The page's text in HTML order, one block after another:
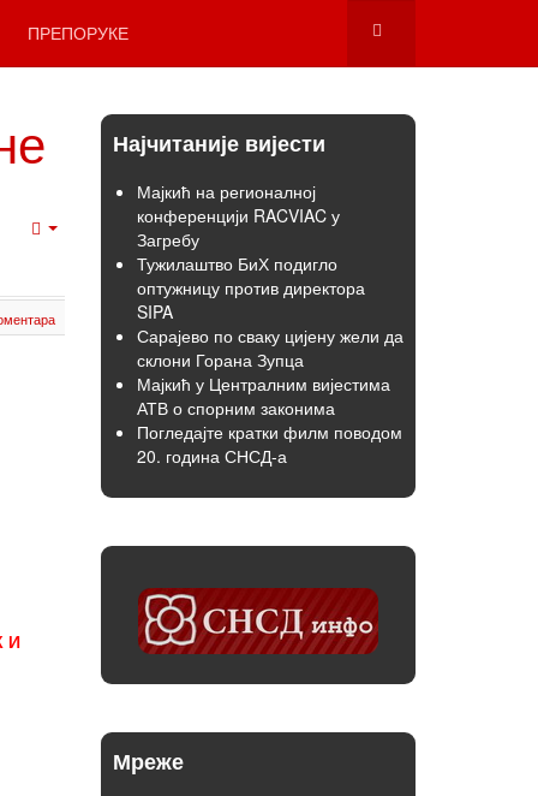
ПРЕПОРУКЕ
И
Најчитаније вијести
Мајкић на регионалној
конференцији RACVIAC у
Загребу
Тужилаштво БиХ подигло
оптужницу против директора
SIPA
Сарајево по сваку цијену жели да
склони Горана Зупца
Мајкић у Централним вијестима
АТВ о спорним законима
Погледајте кратки филм поводом
20. година СНСД-а
Мреже